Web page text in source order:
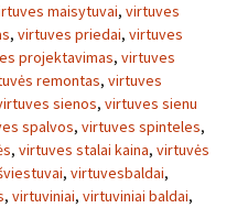
maisytuvai, virtuves
, virtuves priedai, virtuves
projektavimas, virtuves
remontas, virtuves
sienos, virtuves sienu
spalvos, virtuves spinteles,
, virtuves stalai kaina, virtuvės
, virtuvesbaldai,
, virtuviniai, virtuviniai baldai,